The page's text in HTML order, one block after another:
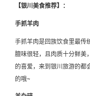
【银川美食推荐】：
手抓羊肉
手抓羊肉是回族饮食里最传
膻味很轻，且肉质十分鲜美
的喜爱，来到银川旅游的都
的哦~